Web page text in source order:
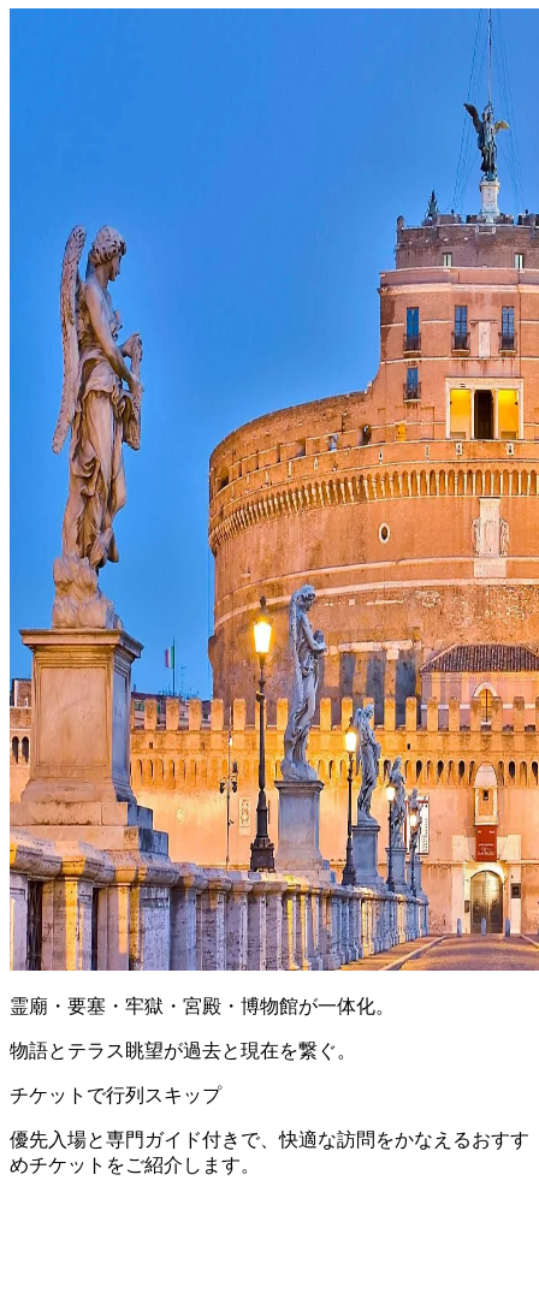
霊廟・要塞・牢獄・宮殿・博物館が一体化。
物語とテラス眺望が過去と現在を繋ぐ。
チケットで行列スキップ
優先入場と専門ガイド付きで、快適な訪問をかなえるおすす
めチケットをご紹介します。